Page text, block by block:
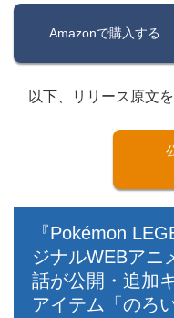
Amazonで購入する
以下、リリース原文を
『Pokémon
ジナルWEBアニ
話が公開・追加
アイテム「のろ